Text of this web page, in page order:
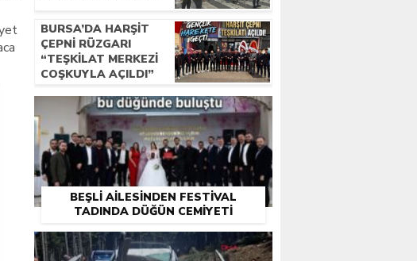
BURSA’DA HARŞIT
ÇEPNI RÜZGARI
“TEŞKILAT MERKEZI
COŞKUYLA AÇILDI”
BEŞLI AILESINDEN FESTIVAL
TADINDA DÜĞÜN CEMIYETI